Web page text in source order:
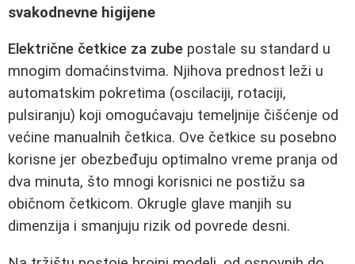
svakodnevne higijene
Električne četkice za zube postale su standard u
mnogim domaćinstvima. Njihova prednost leži u
automatskim pokretima (oscilaciji, rotaciji,
pulsiranju) koji omogućavaju temeljnije čišćenje od
većine manualnih četkica. Ove četkice su posebno
korisne jer obezbeđuju optimalno vreme pranja od
dva minuta, što mnogi korisnici ne postižu sa
običnom četkicom. Okrugle glave manjih su
dimenzija i smanjuju rizik od povrede desni.